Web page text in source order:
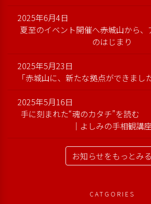
2025年6月4日
夏至のイベント開催へ――赤城山から
のはじまり
2025年5月23日
「赤城山に、新たな拠点ができまし
2025年5月16日
手に刻まれた“魂のカタ
｜よしみの手相観講座
お知らせをもっとみる
CATGORIES